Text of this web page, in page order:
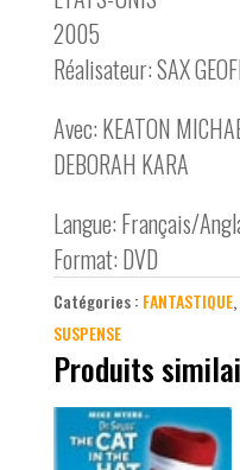
2005
Réalisateur: SAX
Avec: KEATON
DEBORAH KARA
Langue: Français/
Format: DVD
Catégories : FANTASTIQUE,
SUSPENSE
Produits